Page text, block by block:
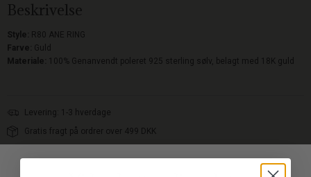
Beskrivelse
Style:
R80 ANE RING
Farve: Guld
Materiale:
100% Genanvendt poleret 925 sterling sølv, belagt med 18K guld
Levering: 1-3 hverdage
Gratis fragt på ordrer over 499 DKK